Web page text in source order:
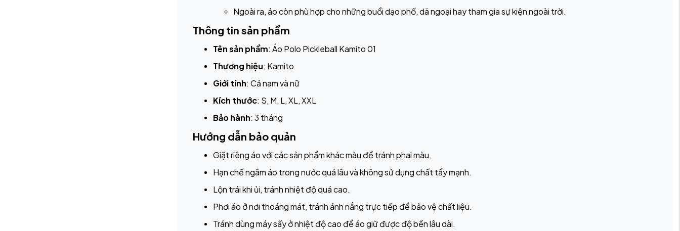
Ngoài ra, áo còn phù hợp cho những buổi dạo phố, dã ngoại hay tham gia sự kiện ngoài trời.
Thông tin sản phẩm
Tên sản phẩm: Áo Polo Pickleball Kamito 01
Thương hiệu: Kamito
Giới tính: Cả nam và nữ
Kích thước: S, M, L, XL, XXL
Bảo hành: 3 tháng
Hướng dẫn bảo quản
Giặt riêng áo với các sản phẩm khác màu để tránh phai màu.
Hạn chế ngâm áo trong nước quá lâu và không sử dụng chất tẩy mạnh.
Lộn trái khi ủi, tránh nhiệt độ quá cao.
Phơi áo ở nơi thoáng mát, tránh ánh nắng trực tiếp để bảo vệ chất liệu.
Tránh dùng máy sấy ở nhiệt độ cao để áo giữ được độ bền lâu dài.